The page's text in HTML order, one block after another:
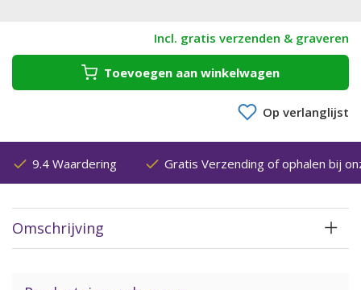
Incl. gratis verzenden & graveren
Toevoegen aan winkelwagen
Op verlanglijst
9.4 Waardering Gratis Verzending of ophalen bij
Omschrijving